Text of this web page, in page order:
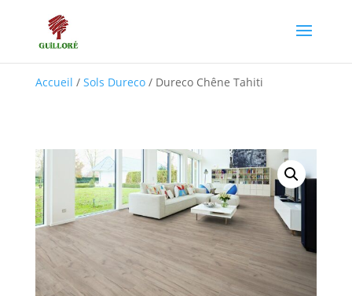
Accueil / Sols Dureco/ Dureco Chêne Tahiti